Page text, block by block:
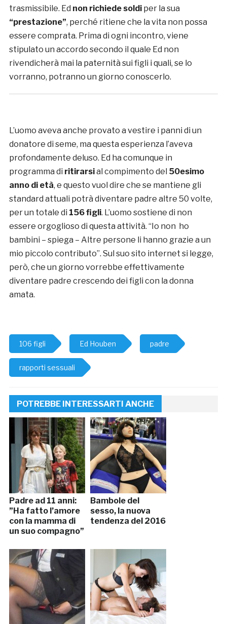
trasmissibile. Ed non richiede soldiper la sua
“prestazione”, perché ritiene che la vita non possa
essere comprata. Prima di ogni incontro, viene
stipulato un accordo secondo il quale Ed non
rivendicherà mai la paternità sui figli i quali, se lo
vorranno, potranno un giorno conoscerlo.
L’uomo aveva anche provato a vestire i panni di un
donatore di seme, ma questa esperienza l’aveva
profondamente deluso. Ed ha comunque in
programma di ritirarsial compimento del 50esimo
anno di età, e questo vuol dire che se mantiene gli
standard attuali potrà diventare padre altre 50 volte,
per un totale di 156 figli. L’uomo sostiene di non
essere orgoglioso di questa attività. “Io non ho
bambini – spiega – Altre persone li hanno grazie a un
mio piccolo contributo”. Sul suo sito internet si legge,
però, che un giorno vorrebbe effettivamente
diventare padre crescendo dei figli con la donna
amata.
106 figli Ed Houben padre
rapporti sessuali
POTREBBE INTERESSARTI ANCHE
Padre ad 11 anni:
”Ha fatto l’amore
con la mamma di
un suo compagno”
Bambole del
sesso, la nuova
tendenza del 2016